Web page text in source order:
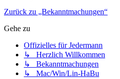
Zurück zu „Bekanntmachungen“
Gehe zu
Offizielles für Jedermann
↳ Herzlich Willkommen
↳ Bekanntmachungen
↳ Mac/Win/Lin-HaBu